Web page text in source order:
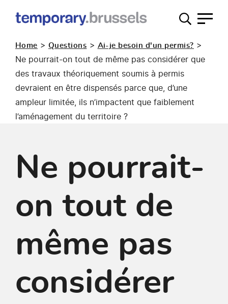
occupation
Home > Questions > Ai-je besoin d'un permis? >
Ne pourrait-on tout de même pas considérer que
des travaux théoriquement soumis à permis
devraient en être dispensés parce que, d’une
ampleur limitée, ils n’impactent que faiblement
l’aménagement du territoire ?
Ne pourrait-
on tout de
même pas
considérer